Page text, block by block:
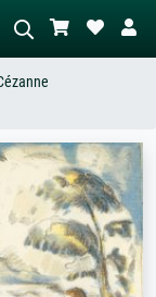
– ex. prairie verte,
beaucoup de rouge,
nu debout près d'un
arbre.